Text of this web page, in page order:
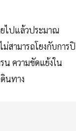
ไปแล้วประมาณ
สามารถโยงกับการ
น ความขัดแย้งใน
นทาง